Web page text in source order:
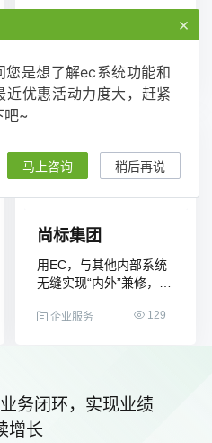
企业服务 103
尚标集团
用EC，与其他内部系统
无缝实现“内外”兼修，客
企业服务 129
务闭环，实现业绩
增长
您是想了解ec系统功能和
近优惠活动力度大，赶紧
吧~
马上咨询 稍后再说
×